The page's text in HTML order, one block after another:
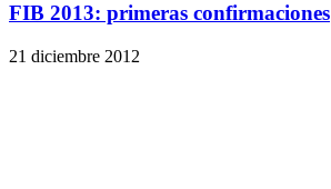
FIB 2013: primeras confirmaciones
21 diciembre 2012